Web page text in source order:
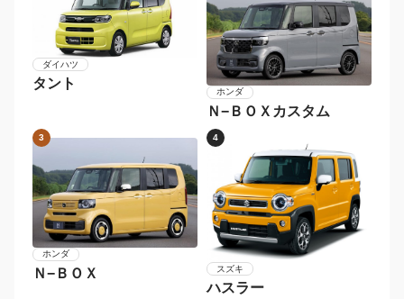
2026年〜 2024年〜2025年
2020年〜2021年
2018年〜2019年 〜2017年
メーカー別 人気車種
2